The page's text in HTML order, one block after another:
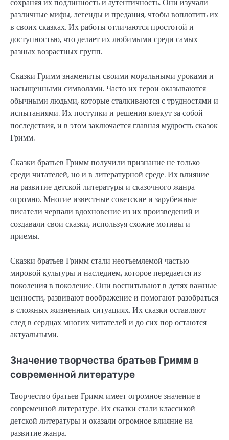
различные мифы, легенды и предания, чтобы воплотить их
в своих сказках. Их работы отличаются простотой и
доступностью, что делает их любимыми среди самых
разных возрастных групп.
Сказки Гримм знамениты своими моральными уроками и
насыщенными символами. Часто их герои оказываются
обычными людьми, которые сталкиваются с трудностями и
испытаниями. Их поступки и решения влекут за собой
последствия, и в этом заключается главная мудрость сказок
Гримм.
Сказки братьев Гримм получили признание не только
среди читателей, но и в литературной среде. Их влияние
на развитие детской литературы и сказочного жанра
огромно. Многие известные советские и зарубежные
писатели черпали вдохновение из их произведений и
создавали свои сказки, используя схожие мотивы и
приемы.
Сказки братьев Гримм стали неотъемлемой частью
мировой культуры и наследием, которое передается из
поколения в поколение. Они воспитывают в детях важные
ценности, развивают воображение и помогают разобраться
в сложных жизненных ситуациях. Их сказки оставляют
след в сердцах многих читателей и до сих пор остаются
актуальными.
Значение творчества братьев Гримм в
современной литературе
Творчество братьев Гримм имеет огромное значение в
современной литературе. Их сказки стали классикой
детской литературы и оказали огромное влияние на
развитие жанра.